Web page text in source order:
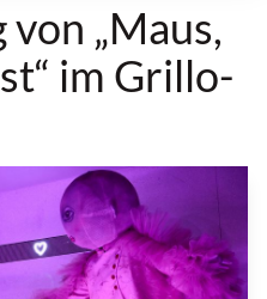
„Maus,
im Grillo-